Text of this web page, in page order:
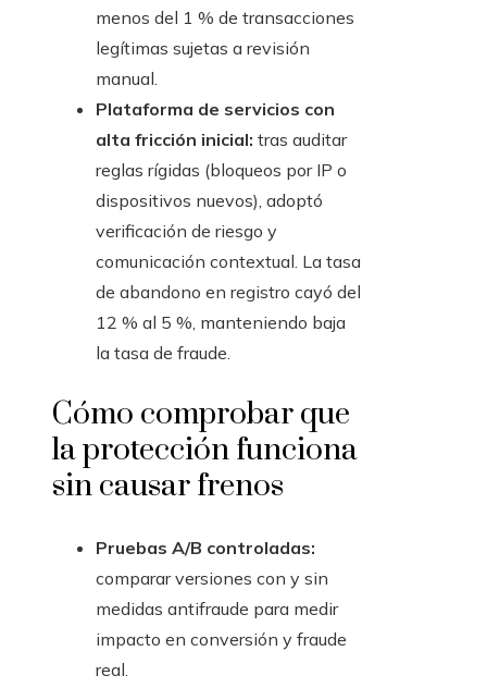
menos del 1 % de transacciones
legítimas sujetas a revisión
manual.
Plataforma de servicios con
alta fricción inicial: tras auditar
reglas rígidas (bloqueos por IP o
dispositivos nuevos), adoptó
verificación de riesgo y
comunicación contextual. La tasa
de abandono en registro cayó del
12 % al 5 %, manteniendo baja
la tasa de fraude.
Cómo comprobar que
la protección funciona
sin causar frenos
Pruebas A/B controladas:
comparar versiones con y sin
medidas antifraude para medir
impacto en conversión y fraude
real.